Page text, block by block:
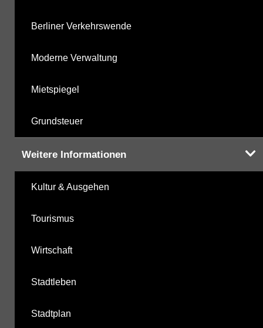
Berliner Verkehrswende
Moderne Verwaltung
Mietspiegel
Grundsteuer
Weitere Informationen
Kultur & Ausgehen
Tourismus
Wirtschaft
Stadtleben
Stadtplan